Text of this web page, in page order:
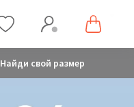
Найди свой размер